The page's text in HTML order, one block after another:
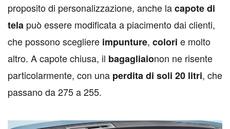
proposito di personalizzazione, anche lacapote di
tela può essere modificata a piacimento dai clienti,
che possono scegliere impunture, colori e molto
altro. A capote chiusa, il bagagliaionon ne risente
particolarmente, con una perdita di soli 20 litri, che
passano da 275 a 255.